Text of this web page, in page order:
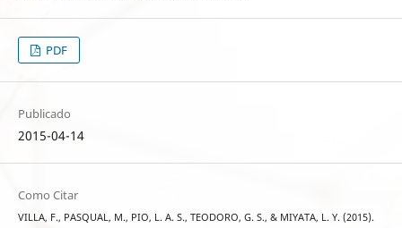
PDF
Publicado
2015-04-14
Como Citar
VILLA, F., PASQUAL, M., PIO, L. A. S., TEODORO, G. S., & MIYATA, L. Y. (2015).